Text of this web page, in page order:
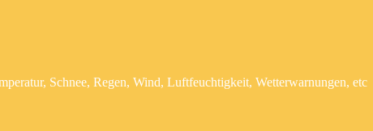
Schnee, Regen, Wind, Luftfeuchtigkeit, Wetterwarnungen, etc